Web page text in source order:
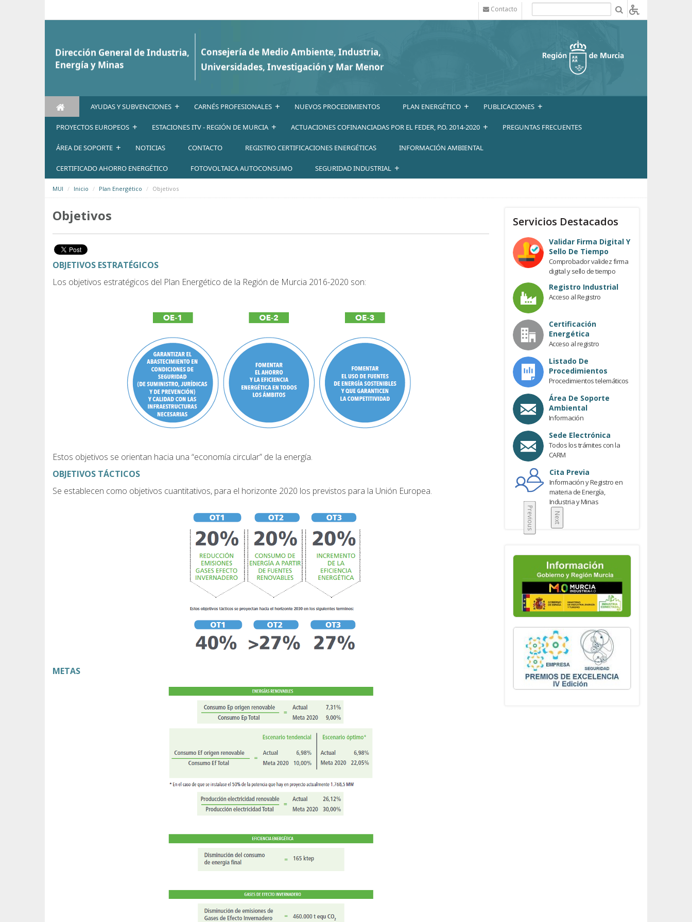
Contacto
AYUDAS Y SUBVENCIONES + CARNÉS PROFESIONALES + NUEVOS PROCEDIMIENTOS PLAN ENERGÉTICO + PUBLICACIONES +
PROYECTOS EUROPEOS + ESTACIONES ITV - REGIÓN DE MURCIA + ACTUACIONES COFINANCIADAS POR EL FEDER, P.O. 2014-2020 + PREGUNTAS FRECUENTES
ÁREA DE SOPORTE + NOTICIAS CONTACTO REGISTRO CERTIFICACIONES ENERGÉTICAS INFORMACIÓN AMBIENTAL
CERTIFICADO AHORRO ENERGÉTICO FOTOVOLTAICA AUTOCONSUMO SEGURIDAD INDUSTRIAL +
MUI Inicio Plan Energético Objetivos
Objetivos
OBJETIVOS ESTRATÉGICOS
Los objetivos estratégicos del Plan Energético de la Región de Murcia 2016-2020 son:
Estos objetivos se orientan hacia una “economía circular” de la energía.
OBJETIVOS TÁCTICOS
Se establecen como objetivos cuantitativos, para el horizonte 2020 los previstos para la Unión Europea.
METAS
Servicios Destacados
Validar Firma Digital Y
Sello De Tiempo
Comprobador validez firma
digital y sello de tiempo
Registro Industrial
Acceso al Registro
Certificación
Energética
Acceso al registro
Listado De
Procedimientos
Procedimientos telemáticos
Área De Soporte
Ambiental
Información
Sede Electrónica
Todos los trámites con la
CARM
Cita Previa
Información y Registro en
materia de Energía,
Industria y Minas
Previous Next